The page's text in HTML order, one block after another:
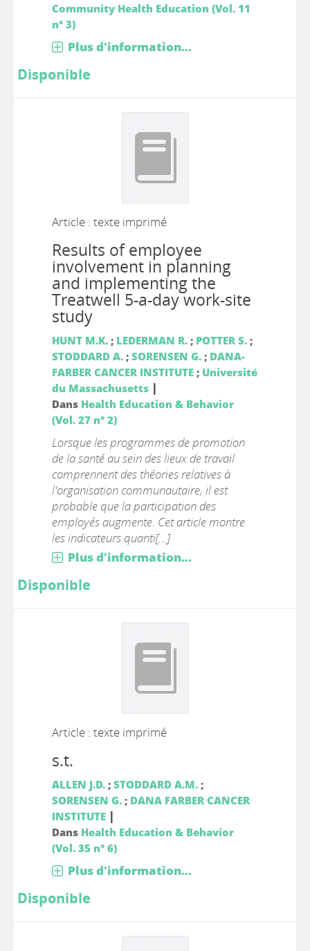
Community Health Education (Vol. 11
n° 3)
Plus d'information...
Disponible
Article : texte imprimé
Results of employee
involvement in planning
and implementing the
Treatwell 5-a-day work-site
study
HUNT M.K.; LEDERMAN R.; POTTER S.;
STODDARD A.; SORENSEN G.; DANA-
FARBER CANCER INSTITUTE; Université
du Massachusetts |
Dans Health Education & Behavior
(Vol. 27 n° 2)
Lorsque les programmes de promotion
de la santé au sein des lieux de travail
comprennent des théories relatives à
l'organisation communautaire, il est
probable que la participation des
employés augmente. Cet article montre
les indicateurs quanti[...]
Plus d'information...
Disponible
Article : texte imprimé
s.t.
ALLEN J.D.; STODDARD A.M.;
SORENSEN G.; DANA FARBER CANCER
INSTITUTE |
Dans Health Education & Behavior
(Vol. 35 n° 6)
Plus d'information...
Disponible